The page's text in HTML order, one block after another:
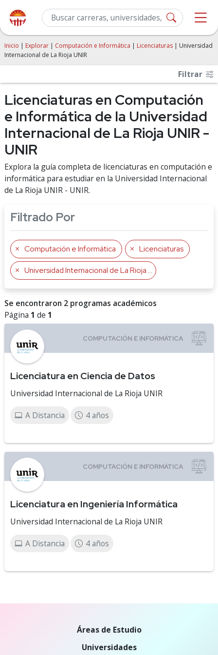
Inicio | Explorar | Computación e Informática | Licenciaturas | Universidad
Internacional de La Rioja UNIR
Filtrar
Licenciaturas en Computación
e Informática de la Universidad
Internacional de La Rioja UNIR -
UNIR
Explora la guía completa de licenciaturas en computación e
informática para estudiar en la Universidad Internacional
de La Rioja UNIR - UNIR.
Filtrado Por
Computación e Informática Licenciaturas
Universidad Internacional de La Rioja UNIR
Se encontraron 2 programas académicos
Página 1 de 1
Licenciatura en Ciencia de Datos
Universidad Internacional de La Rioja UNIR
A Distancia 4 años
Licenciatura en Ingeniería Informática
Universidad Internacional de La Rioja UNIR
A Distancia 4 años
Áreas de Estudio
Universidades